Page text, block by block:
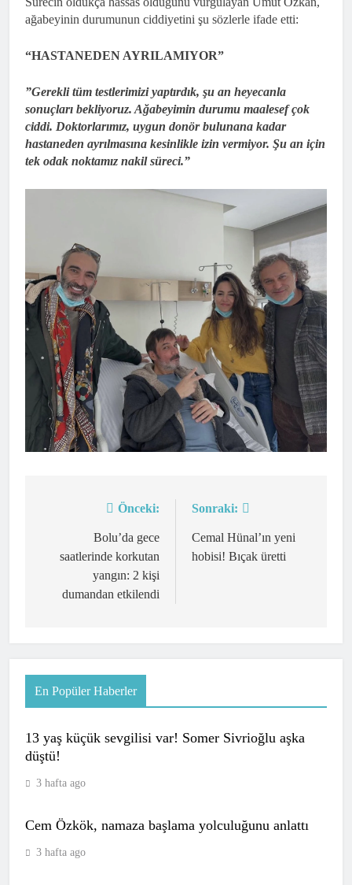
ağabeyinin durumunun ciddiyetini şu sözlerle ifade etti:
“HASTANEDEN AYRILAMIYOR”
”Gerekli tüm testlerimizi yaptırdık, şu an heyecanla
sonuçları bekliyoruz. Ağabeyimin durumu maalesef çok
ciddi. Doktorlarımız, uygun donör bulunana kadar
hastaneden ayrılmasına kesinlikle izin vermiyor. Şu an için
tek odak noktamız nakil süreci.”
gezinmesi
Önceki:
Bolu’da gece
saatlerinde korkutan
yangın: 2 kişi
dumandan etkilendi
Sonraki:
Cemal Hünal’ın yeni
hobisi! Bıçak üretti
En Popüler Haberler
13 yaş küçük sevgilisi var! Somer Sivrioğlu aşka
düştü!
3 hafta ago
Cem Özkök, namaza başlama yolculuğunu anlattı
3 hafta ago